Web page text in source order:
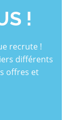
!
recrute !
différents
offres et